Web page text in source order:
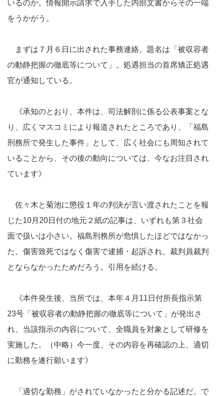
いるのか。情報開示請求で入手した内部文書からその一端
をうかがう。
まずは７月６日に出された事務連絡。題名は「被収容者
の動静把握の徹底等について」。処遇担当の首席矯正処遇
官が通知している。
《承知のとおり、本件は、司法解剖に係る公表事案とな
り、広くマスコミにより報道されたところであり、「福島
刑務所で発生した事件」として、広く社会にも周知されて
いることから、その後の動向については、今なお注目され
ています》
佐々木と菊池に懲役１年の判決が言い渡されたことを報
じた10月20日付の地元２紙の記事は、いずれも第３社会
面で扱いは小さい。福島刑務所が危惧したほどではなかっ
た。傷害致死ではなく傷害で逮捕・起訴され、裁判員裁判
とならなかったためだろう。引用を続ける。
《本件発生後、当所では、本年４月11日付所長指示第
23号「被収容者の動静把握の徹底等について」が発出さ
れ、当該指示の内容について、全職員を対象として研修を
実施した。（中略）今一度、その内容を再確認の上、適切
に勤務を遂行願います》
「適切な勤務」がされていなかったと分かる記述だ。で